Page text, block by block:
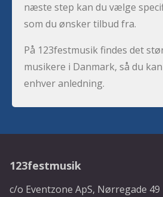
næste step kan du vælge
som du ønsker tilbud fra.
På 123festmusik findes det
musikere i Danmark, så du
enhver anledning.
123festmusik
c/o Eventzone ApS, Nørregade 49